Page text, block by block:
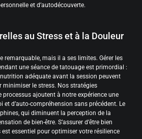
et d’autodécouverte.
au Stress et à la Douleur
remarquable, mais il a ses limites. Gérer les
une séance de tatouage est primordial :
adéquate avant la session peuvent
minimiser le stress. Nos stratégies
processus ajoutent à notre expérience une
d’auto-compréhension sans précédent. Le
qui diminuent la perception de la
de bien-être. S’assurer d’être bien
essentiel pour optimiser votre résilience